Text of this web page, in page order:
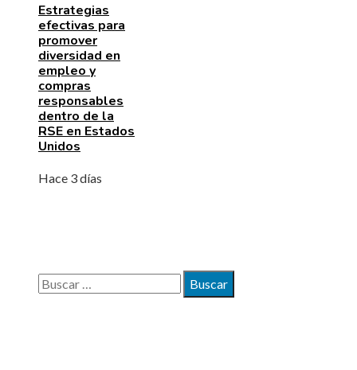
Estrategias
efectivas para
promover
diversidad en
empleo y
compras
responsables
dentro de la
RSE en Estados
Unidos
Hace 3 días
Buscar: